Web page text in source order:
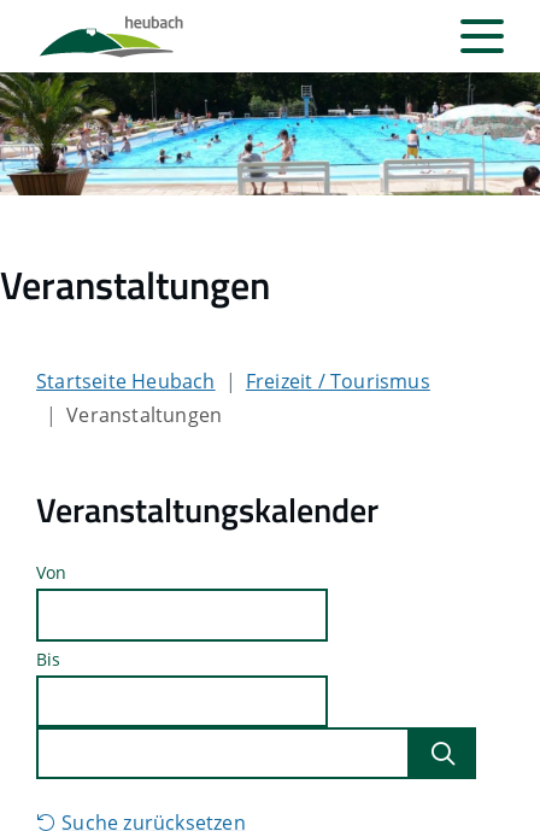
Veranstaltungen
Startseite Heubach
Freizeit / Tourismus
Veranstaltungen
Veranstaltungskalender
Von
Bis
Suche zurücksetzen